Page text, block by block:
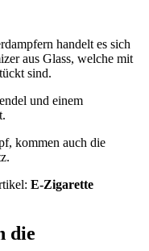
handelt es sich
aus Glass, welche mit
sind.
und einem
kommen auch die
E-Zigarette
die